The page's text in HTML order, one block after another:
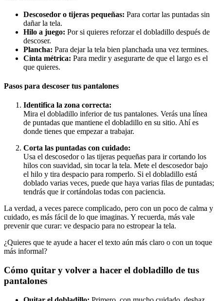
Descosedor o tijeras pequeñas: Para cortar las puntadas sin
dañar la tela.
Hilo a juego: Por si quieres reforzar el dobladillo después de
descoser.
Plancha: Para dejar la tela bien planchada una vez termines.
Cinta métrica: Para medir y asegurarte de que el largo es el
que quieres.
Pasos para descoser tus pantalones
Identifica la zona correcta:
Mira el dobladillo inferior de tus pantalones. Verás una línea
de puntadas que mantiene el dobladillo en su sitio. Ahí es
donde tienes que empezar a trabajar.
Corta las puntadas con cuidado:
Usa el descosedor o las tijeras pequeñas para ir cortando los
hilos con suavidad, sin tocar la tela. Mete el descosedor bajo
el hilo y tira despacio para romperlo. Si el dobladillo está
doblado varias veces, puede que haya varias filas de puntadas;
tendrás que ir cortándolas todas con paciencia.
La verdad, a veces parece complicado, pero con un poco de calma y
cuidado, es más fácil de lo que imaginas. Y recuerda, más vale
prevenir que curar: ve despacio para no estropear la tela.
¿Quieres que te ayude a hacer el texto aún más claro o con un toque
más informal?
Cómo quitar y volver a hacer el dobladillo de tus
pantalones